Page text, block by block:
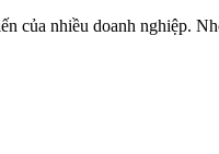
của nhiều doanh nghiệp.